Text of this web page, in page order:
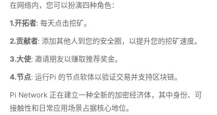
在网络内，您可以扮演四种角色：
1.开拓者: 每天点击挖矿。
2.贡献者: 添加其他人到您的安全圈，以提升您的挖矿速度。
3.大使: 邀请朋友以赚取推荐奖金。
4.节点: 运行Pi 的节点软体以验证交易并支持区块链。
Pi Network 正在建立一种全新的加密经济体，其中身份、可
接触性和日常应用场景占据核心地位。